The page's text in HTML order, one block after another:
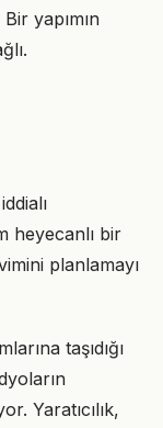
yapımın
heyecanlı bir
planlamayı
taşıdığı
Yaratıcılık,